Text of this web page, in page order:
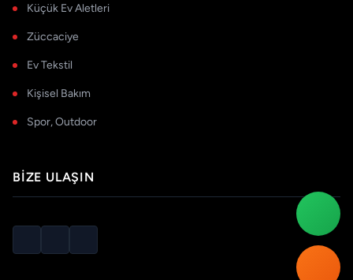
Küçük Ev Aletleri
Züccaciye
Ev Tekstil
Kişisel Bakım
Spor, Outdoor
BIZE ULAŞIN